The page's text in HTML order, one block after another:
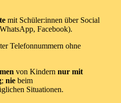
mit Schüler:innen über Social
Facebook).
Telefonnummern ohne
von Kindern nur mit
; nie beim
Situationen.